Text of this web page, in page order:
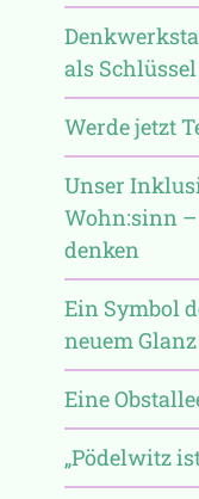
als
Werde jetzt
Unser
Wohn:sinn
denken
Ein Symbol
neuem Glanz
Eine
„Pödelwitz